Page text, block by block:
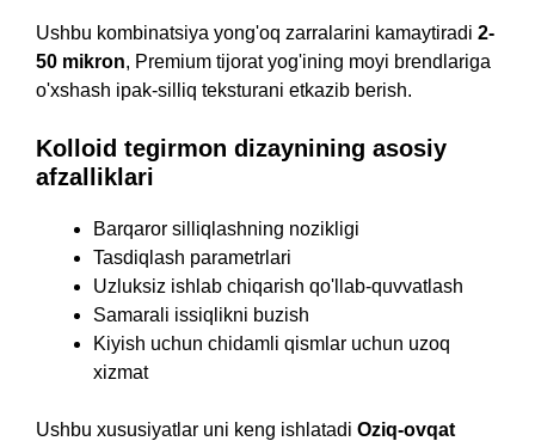
Ushbu kombinatsiya yong'oq zarralarini kamaytiradi 2-
50 mikron, Premium tijorat yog'ining moyi brendlariga
o'xshash ipak-silliq teksturani etkazib berish.
Kolloid tegirmon dizaynining asosiy
afzalliklari
Barqaror silliqlashning nozikligi
Tasdiqlash parametrlari
Uzluksiz ishlab chiqarish qo'llab-quvvatlash
Samarali issiqlikni buzish
Kiyish uchun chidamli qismlar uchun uzoq
xizmat
Ushbu xususiyatlar uni keng ishlatadi Oziq-ovqat